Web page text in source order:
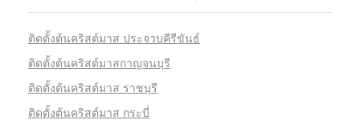
ติดตั้งต้นคริสต์มาส ประจวบคีรีขันธ์
ติดตั้งต้นคริสต์มาสกาญจนบุรี
ติดตั้งต้นคริสต์มาส ราชบุรี
ติดตั้งต้นคริสต์มาส กระบี่